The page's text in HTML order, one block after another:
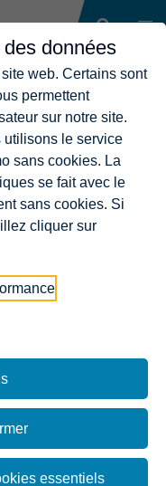
données
web. Certains sont
permettent
sur notre site.
utilisons le service
sans cookies. La
se fait avec le
sans cookies. Si
cliquer sur
essentiels